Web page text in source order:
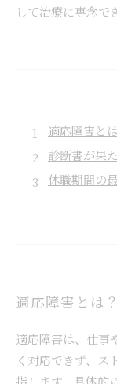
して治療に専念で
適応障害と
診断書が果
休職期間の
安心して治
適応障害とは
適応障害は、仕事
く対応できず、ス